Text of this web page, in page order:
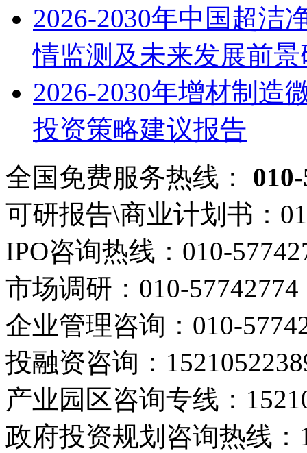
2026-2030年中国超洁
情监测及未来发展前
2026-2030年增材制造
投资策略建议报告
全国免费服务热线：
可研报告\商业计划书：
IPO咨询热线： 010-
市场调研： 010-57742774
企业管理咨询： 010-
投融资咨询：
产业园区咨询专线：
政府投资规划咨询热线：